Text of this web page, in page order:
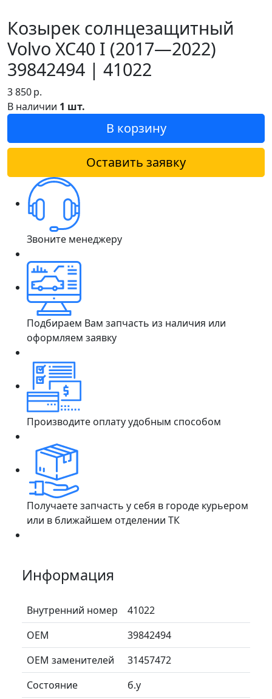
Козырек солнцезащитный
Volvo XC40 I (2017—2022)
39842494 | 41022
3 850р.
В наличии 1 шт.
В корзину
Оставить заявку
Звоните менеджеру
Подбираем Вам запчасть из наличия или
оформляем заявку
Производите оплату удобным способом
Получаете запчасть у себя в городе курьером
или в ближайшем отделении ТК
Информация
Внутренний номер
41022
ОЕМ
39842494
ОЕМ заменителей
31457472
Состояние
б.у